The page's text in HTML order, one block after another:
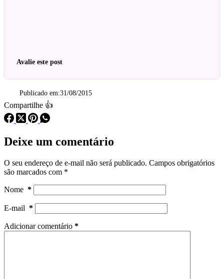
Avalie este post
Publicado em:31/08/2015
Compartilhe 👍
Deixe um comentário
O seu endereço de e-mail não será publicado. Campos obrigatórios
são marcados com *
Nome *
E-mail *
Adicionar comentário *